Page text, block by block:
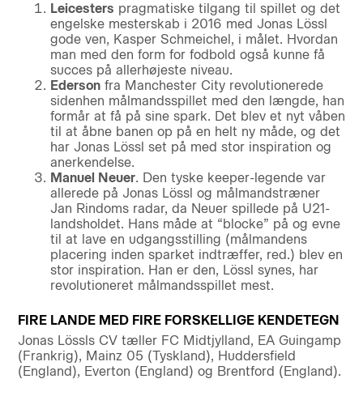
Leicesters pragmatiske tilgang til spillet og det
engelske mesterskab i 2016 med Jonas Lössl
gode ven, Kasper Schmeichel, i målet. Hvordan
man med den form for fodbold også kunne få
succes på allerhøjeste niveau.
Edersonfra Manchester City revolutionerede
sidenhen målmandsspillet med den længde, han
formår at få på sine spark. Det blev et nyt våben
til at åbne banen op på en helt ny måde, og det
har Jonas Lössl set på med stor inspiration og
anerkendelse.
Manuel Neuer. Den tyske keeper-legende var
allerede på Jonas Lössl og målmandstræner
Jan Rindoms radar, da Neuer spillede på U21-
landsholdet. Hans måde at “blocke” på og evne
til at lave en udgangsstilling (målmandens
placering inden sparket indtræffer, red.) blev en
stor inspiration. Han er den, Lössl synes, har
revolutioneret målmandsspillet mest.
FIRE LANDE MED FIRE FORSKELLIGE KENDETEGN
Jonas Lössls CV tæller FC Midtjylland, EA Guingamp
(Frankrig), Mainz 05 (Tyskland), Huddersfield
(England), Everton (England) og Brentford (England).